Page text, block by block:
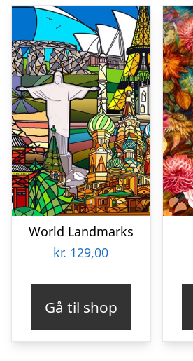
World Landmarks
kr. 129,00
Gå til shop